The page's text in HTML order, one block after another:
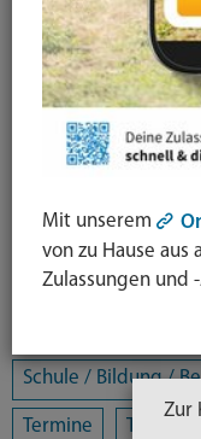
Ausländerrecht &
Bürgerschaftliches
Eltern- und
Freizeit / Kultur /
Landratsamt
Schule / Bildung /
Termine Tiere
Mit unserem
von zu Hause aus
Zulassungen und
Zur